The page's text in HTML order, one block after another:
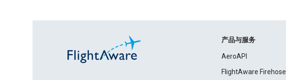
产品与服务
AeroAPI
FlightAware Firehose